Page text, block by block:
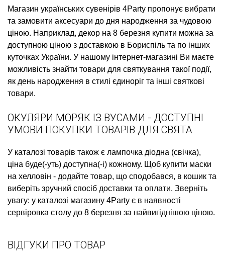
Магазин українських сувенірів 4Party пропонує вибрати
та замовити аксесуари до дня народження за чудовою
ціною. Наприклад, декор на 8 березня купити можна за
доступною ціною з доставкою в Бориспіль та по інших
куточках України. У нашому інтернет-магазині Ви маєте
можливість знайти товари для святкування такої події,
як день народження в стилі єдиноріг та інші святкові
товари.
ОКУЛЯРИ МОРЯК ІЗ ВУСАМИ - ДОСТУПНІ
УМОВИ ПОКУПКИ ТОВАРІВ ДЛЯ СВЯТА
У каталозі товарів також є лампочка діодна (свічка),
ціна буде(-уть) доступна(-і) кожному. Щоб купити маски
на хелловін - додайте товар, що сподобався, в кошик та
виберіть зручний спосіб доставки та оплати. Зверніть
увагу: у каталозі магазину 4Party є в наявності
сервіровка столу до 8 березня за найвигіднішою ціною.
ВІДГУКИ ПРО ТОВАР